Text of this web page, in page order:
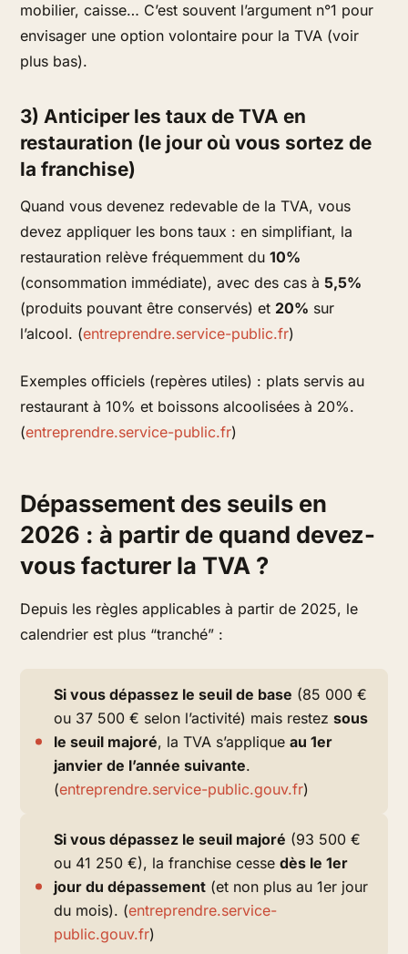
mobilier, caisse… C’est souvent l’argument n°1 pour
envisager uneoption volontaire pour la TVA (voir
plus bas).
3) Anticiper les taux de TVA en
restauration (le jour où vous sortez de
la franchise)
Quand vous devenez redevable de la TVA, vous
devez appliquer les bons taux : en simplifiant, la
restauration relève fréquemment du10%
(consommation immédiate), avec des cas à5,5%
(produits pouvant être conservés) et 20% sur
l’alcool. (entreprendre.service-public.fr)
Exemples officiels (repères utiles) : plats servis au
restaurant à 10% et boissons alcoolisées à 20%.
(entreprendre.service-public.fr)
Dépassement des seuils en
2026 : à partir de quand devez-
vous facturer la TVA ?
Depuis les règles applicables à partir de 2025, le
calendrier est plus “tranché” :
Si vous dépassez le seuil de base (85 000 €
ou 37 500 € selon l’activité) mais restezsous
le seuil majoré, la TVA s’appliqueau 1er
janvier de l’année suivante.
(entreprendre.service-public.gouv.fr)
Si vous dépassez le seuil majoré (93 500 €
ou 41 250 €), la franchise cessedès le 1er
jour du dépassement (et non plus au 1er jour
du mois). (entreprendre.service-
public.gouv.fr)